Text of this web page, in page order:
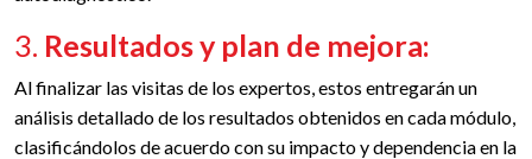
3. Resultados y plan de mejora:
Al finalizar las visitas de los expertos, estos entregarán un
análisis detallado de los resultados obtenidos en cada módulo,
clasificándolos de acuerdo con su impacto y dependencia en la